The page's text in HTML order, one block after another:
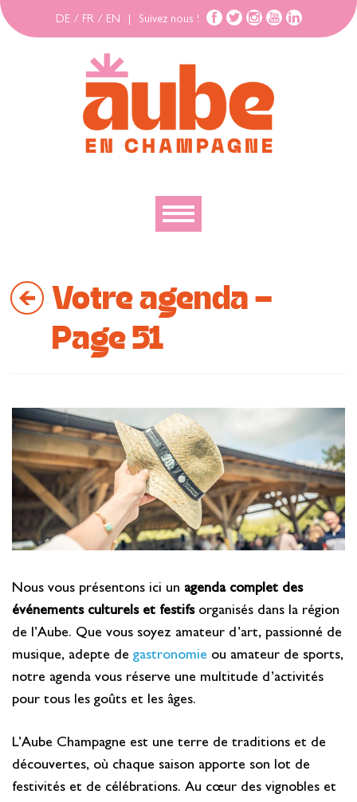
DE / FR / EN Suivez nous !
Explorer
Bouger
Se loger
S’inspirer
Votre agenda -
Page 51
Nous vous présentons ici un agenda complet des
événements culturels et festifsorganisés dans la région
de l’Aube. Que vous soyez amateur d’art, passionné de
musique, adepte de gastronomie ou amateur de sports,
notre agenda vous réserve une multitude d’activités
pour tous les goûts et les âges.
L’Aube Champagne est une terre de traditions et de
découvertes, où chaque saison apporte son lot de
festivités et de célébrations. Au cœur des vignobles et